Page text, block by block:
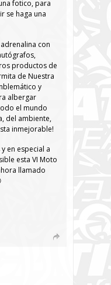
fotico, para
se haga una
con
productos de
de Nuestra
y
albergar
el mundo
del ambiente,
inmejorable!
en especial a
esta VI Moto
llamado